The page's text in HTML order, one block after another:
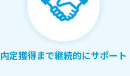
内定獲得まで継続的にサポート